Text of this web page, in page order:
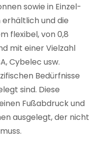
sowie in Einzel-
und die
flexibel, von 0,8
mit einer Vielzahl
Cybelec usw.
Bedürfnisse
sind. Diese
Fußabdruck und
ausgelegt, der nicht